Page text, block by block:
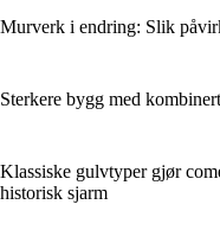
Murverk i endring: Slik
Sterkere bygg med
Klassiske gulvtyper gjør
historisk sjarm